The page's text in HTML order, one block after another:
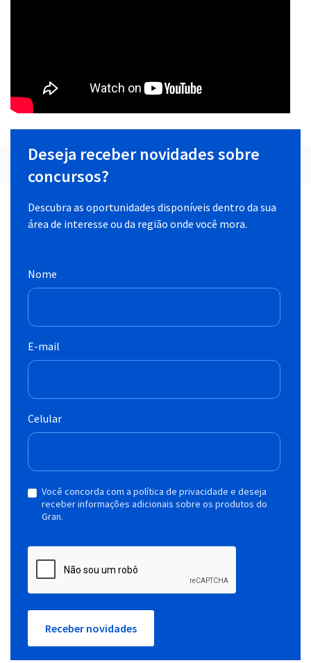
Deseja receber novidades sobre
concursos?
Descubra as oportunidades disponíveis dentro da sua
área de interesse ou da região onde você mora.
Nome
E-mail
Celular
Você concorda com a política de privacidade e deseja
receber informações adicionais sobre os produtos do
Gran.
Receber novidades